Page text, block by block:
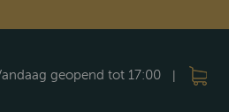
geopend tot 17:00